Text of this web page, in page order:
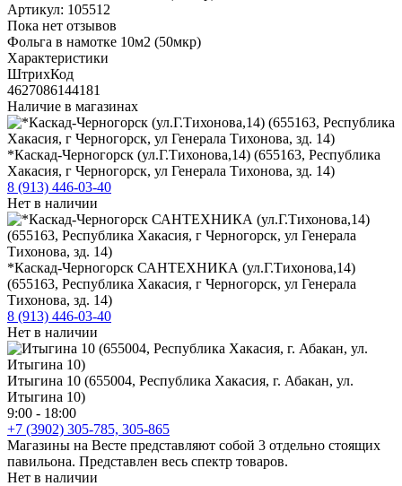
Артикул: 105512
Пока нет отзывов
Фольга в намотке 10м2 (50мкр)
Характеристики
ШтрихКод
4627086144181
Наличие в магазинах
*Каскад-Черногорск (ул.Г.Тихонова,14) (655163, Республика
Хакасия, г Черногорск, ул Генерала Тихонова, зд. 14)
8 (913) 446-03-40
Нет в наличии
*Каскад-Черногорск САНТЕХНИКА (ул.Г.Тихонова,14)
(655163, Республика Хакасия, г Черногорск, ул Генерала
Тихонова, зд. 14)
8 (913) 446-03-40
Нет в наличии
Итыгина 10 (655004, Республика Хакасия, г. Абакан, ул.
Итыгина 10)
9:00 - 18:00
+7 (3902) 305-785, 305-865
Магазины на Весте представляют собой 3 отдельно стоящих
павильона. Представлен весь спектр товаров.
Нет в наличии